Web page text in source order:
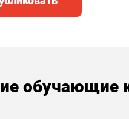
обучающие